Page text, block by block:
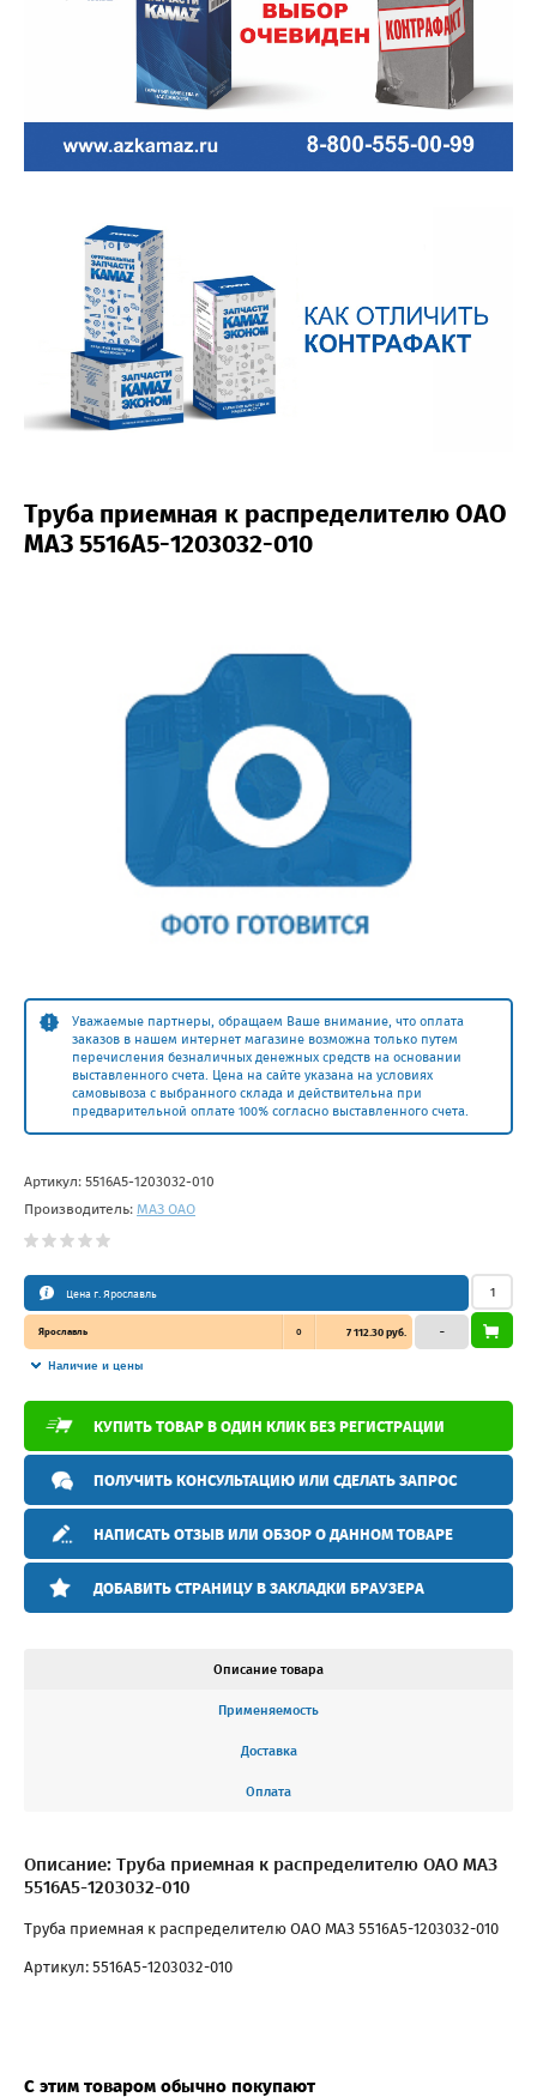
Труба приемная к распределителю ОАО
МАЗ 5516А5-1203032-010
Уважаемые партнеры, обращаем Ваше внимание, что оплата
заказов в нашем интернет магазине возможна только путем
перечисления безналичных денежных средств на основании
выставленного счета. Цена на сайте указана на условиях
самовывоза с выбранного склада и действительна при
предварительной оплате 100% согласно выставленного счета.
Артикул: 5516А5-1203032-010
Производитель: МАЗ ОАО
Цена г. Ярославль
Ярославль 0 7 112.30 руб.
Наличие и цены
–
КУПИТЬ ТОВАР В ОДИН КЛИК БЕЗ РЕГИСТРАЦИИ
ПОЛУЧИТЬ КОНСУЛЬТАЦИЮ ИЛИ СДЕЛАТЬ ЗАПРОС
НАПИСАТЬ ОТЗЫВ ИЛИ ОБЗОР О ДАННОМ ТОВАРЕ
ДОБАВИТЬ СТРАНИЦУ В ЗАКЛАДКИ БРАУЗЕРА
Описание товара
Применяемость
Доставка
Оплата
Описание: Труба приемная к распределителю ОАО МАЗ
5516А5-1203032-010
Труба приемная к распределителю ОАО МАЗ 5516А5-1203032-010
Артикул: 5516А5-1203032-010
С этим товаром обычно покупают